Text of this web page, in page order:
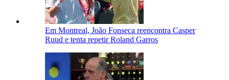
Em Montreal, João Fonseca reencontra Casper
Ruud e tenta repetir Roland Garros